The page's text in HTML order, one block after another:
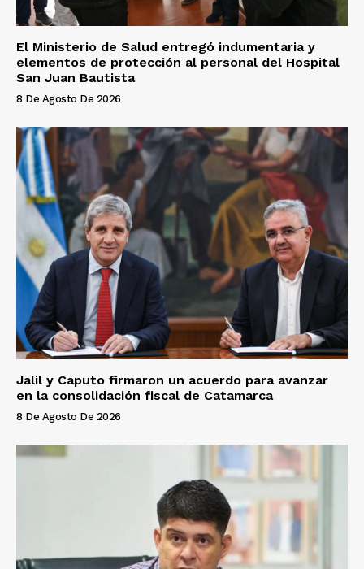
El Ministerio de Salud entregó indumentaria y
elementos de protección al personal del Hospital
San Juan Bautista
8 De Agosto De 2026
Jalil y Caputo firmaron un acuerdo para avanzar
en la consolidación fiscal de Catamarca
8 De Agosto De 2026